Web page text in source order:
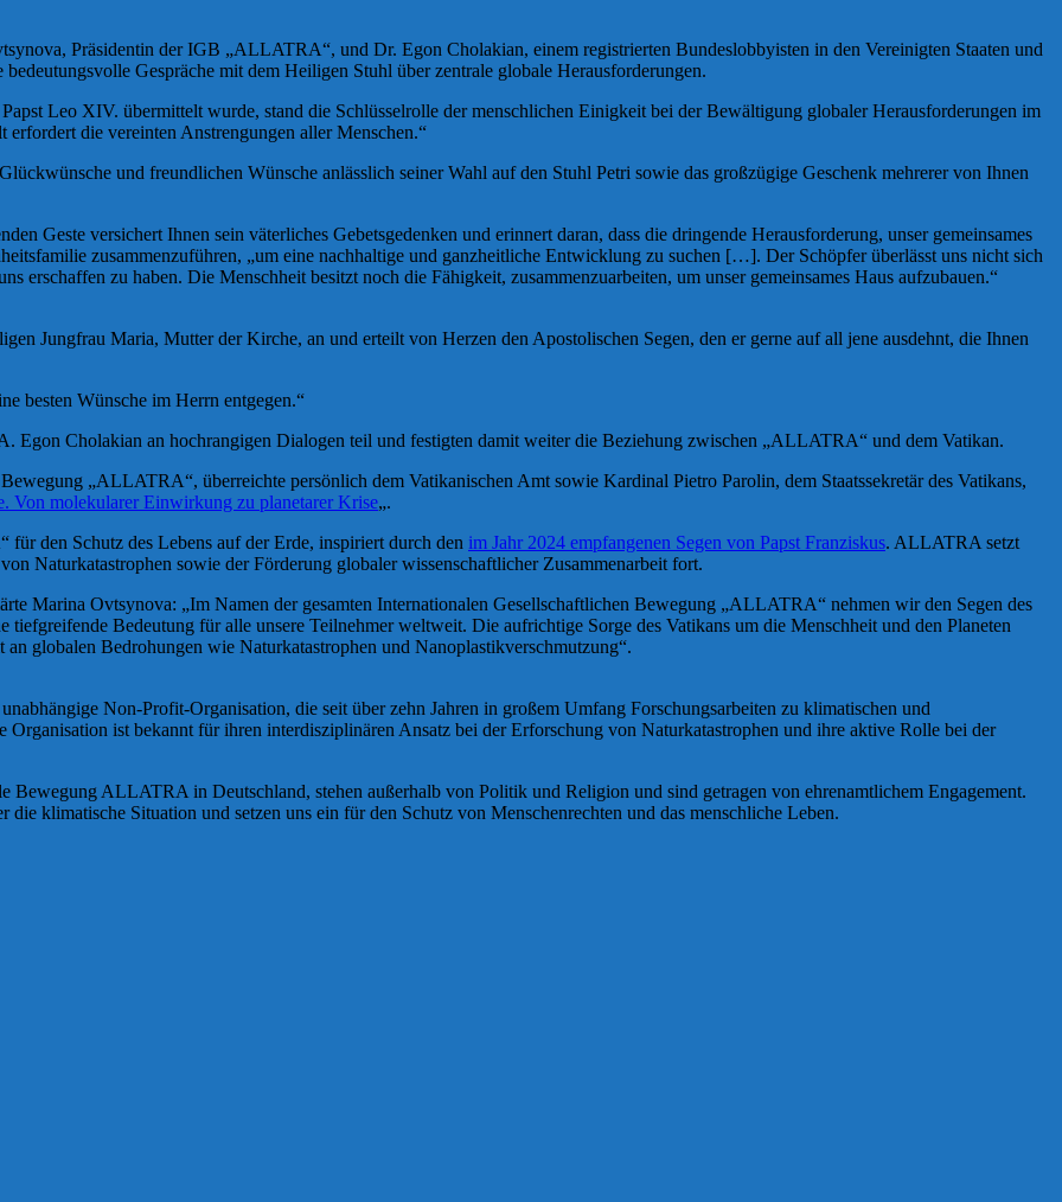
Präsidentin der IGB „ALLATRA“, und Dr. Egon Cholakian, einem registrierten Bundeslobbyisten in den Vereinigten Staaten und
Gespräche mit dem Heiligen Stuhl über zentrale globale Herausforderungen.
Leo XIV. übermittelt wurde, stand die Schlüsselrolle der menschlichen Einigkeit bei der Bewältigung globaler Herausforderungen im
die vereinten Anstrengungen aller Menschen.“
und freundlichen Wünsche anlässlich seiner Wahl auf den Stuhl Petri sowie das großzügige Geschenk mehrerer von Ihnen
Geste versichert Ihnen sein väterliches Gebetsgedenken und erinnert daran, dass die dringende Herausforderung, unser gemeinsames
zusammenzuführen, „um eine nachhaltige und ganzheitliche Entwicklung zu suchen […]. Der Schöpfer überlässt uns nicht sich
erschaffen zu haben. Die Menschheit besitzt noch die Fähigkeit, zusammenzuarbeiten, um unser gemeinsames Haus aufzubauen.“
Jungfrau Maria, Mutter der Kirche, an und erteilt von Herzen den Apostolischen Segen, den er gerne auf all jene ausdehnt, die Ihnen
besten Wünsche im Herrn entgegen.“
Egon Cholakian an hochrangigen Dialogen teil und festigten damit weiter die Beziehung zwischen „ALLATRA“ und dem Vatikan.
„ALLATRA“, überreichte persönlich dem Vatikanischen Amt sowie Kardinal Pietro Parolin, dem Staatssekretär des Vatikans,
Von molekularer Einwirkung zu planetarer Krise„.
den Schutz des Lebens auf der Erde, inspiriert durch den im Jahr 2024 empfangenen Segen von Papst Franziskus. ALLATRA setzt
Naturkatastrophen sowie der Förderung globaler wissenschaftlicher Zusammenarbeit fort.
Marina Ovtsynova: „Im Namen der gesamten Internationalen Gesellschaftlichen Bewegung „ALLATRA“ nehmen wir den Segen des
Bedeutung für alle unsere Teilnehmer weltweit. Die aufrichtige Sorge des Vatikans um die Menschheit und den Planeten
globalen Bedrohungen wie Naturkatastrophen und Nanoplastikverschmutzung“.
Non-Profit-Organisation, die seit über zehn Jahren in großem Umfang Forschungsarbeiten zu klimatischen und
Organisation ist bekannt für ihren interdisziplinären Ansatz bei der Erforschung von Naturkatastrophen und ihre aktive Rolle bei der
Bewegung ALLATRA in Deutschland, stehen außerhalb von Politik und Religion und sind getragen von ehrenamtlichem Engagement.
klimatische Situation und setzen uns ein für den Schutz von Menschenrechten und das menschliche Leben.